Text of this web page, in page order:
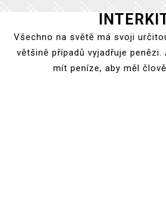
content
Všechno na světě má svoji
většině případů vyjadřuje
mít peníze, aby měl